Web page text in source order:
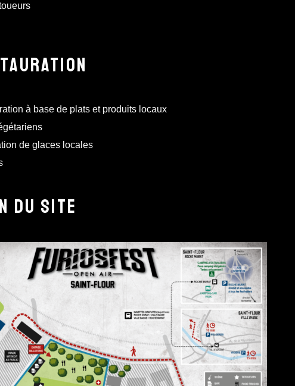
à base de plats et produits locaux
de glaces locales
DU SITE